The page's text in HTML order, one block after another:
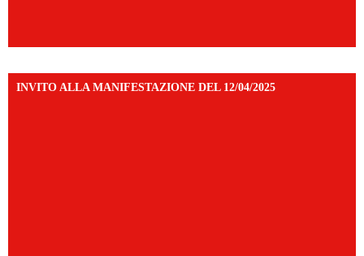
INVITO ALLA MANIFESTAZIONE DEL 12/04/2025